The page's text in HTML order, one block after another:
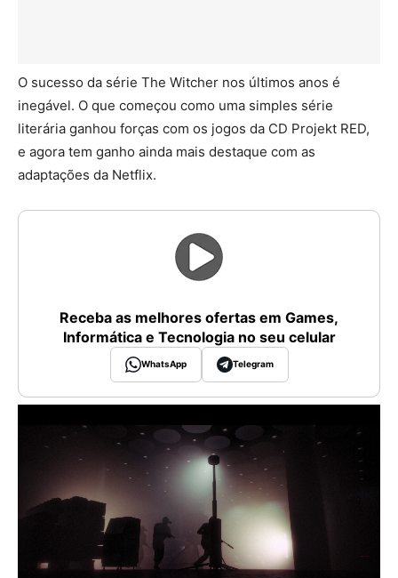
O sucesso da série The Witcher nos últimos anos é
inegável. O que começou como uma simples série
literária ganhou forças com os jogos da CD Projekt RED,
e agora tem ganho ainda mais destaque com as
adaptações da Netflix.
Receba as melhores ofertas em Games,
Informática e Tecnologia no seu celular
WhatsApp Telegram